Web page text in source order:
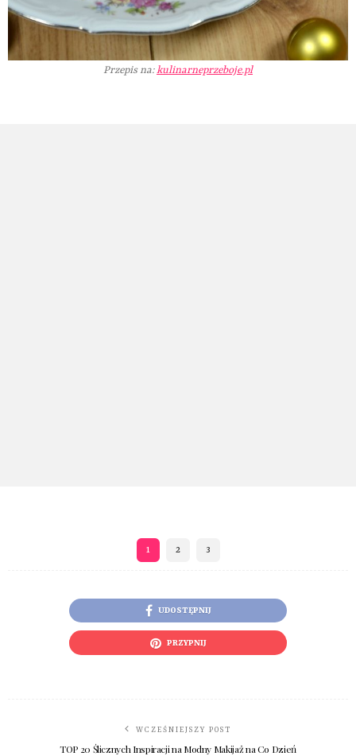
Przepis na:kulinarneprzeboje.pl
1 2 3
UDOSTĘPNIJ
PRZYPNIJ
WCZEŚNIEJSZY POST
TOP 20 Ślicznych Inspiracji na Modny Makijaż na Co Dzień